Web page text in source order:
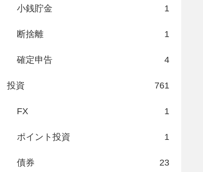
小銭貯金 1
断捨離 1
確定申告 4
投資 761
FX 1
ポイント投資 1
債券 23